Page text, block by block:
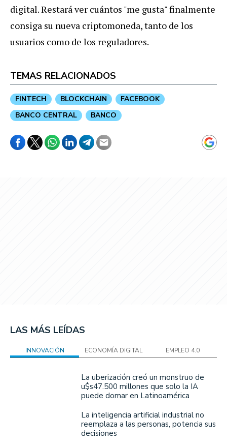
digital. Restará ver cuántos "me gusta" finalmente
consiga su nueva criptomoneda, tanto de los
usuarios como de los reguladores.
TEMAS RELACIONADOS
FINTECH BLOCKCHAIN
FACEBOOK
BANCO CENTRAL
BANCO
LAS MÁS LEÍDAS
INNOVACIÓN ECONOMÍA DIGITAL EMPLEO 4.0
La uberización creó un monstruo de
u$s47.500 millones que solo la IA
puede domar en Latinoamérica
La inteligencia artificial industrial no
reemplaza a las personas, potencia sus
decisiones